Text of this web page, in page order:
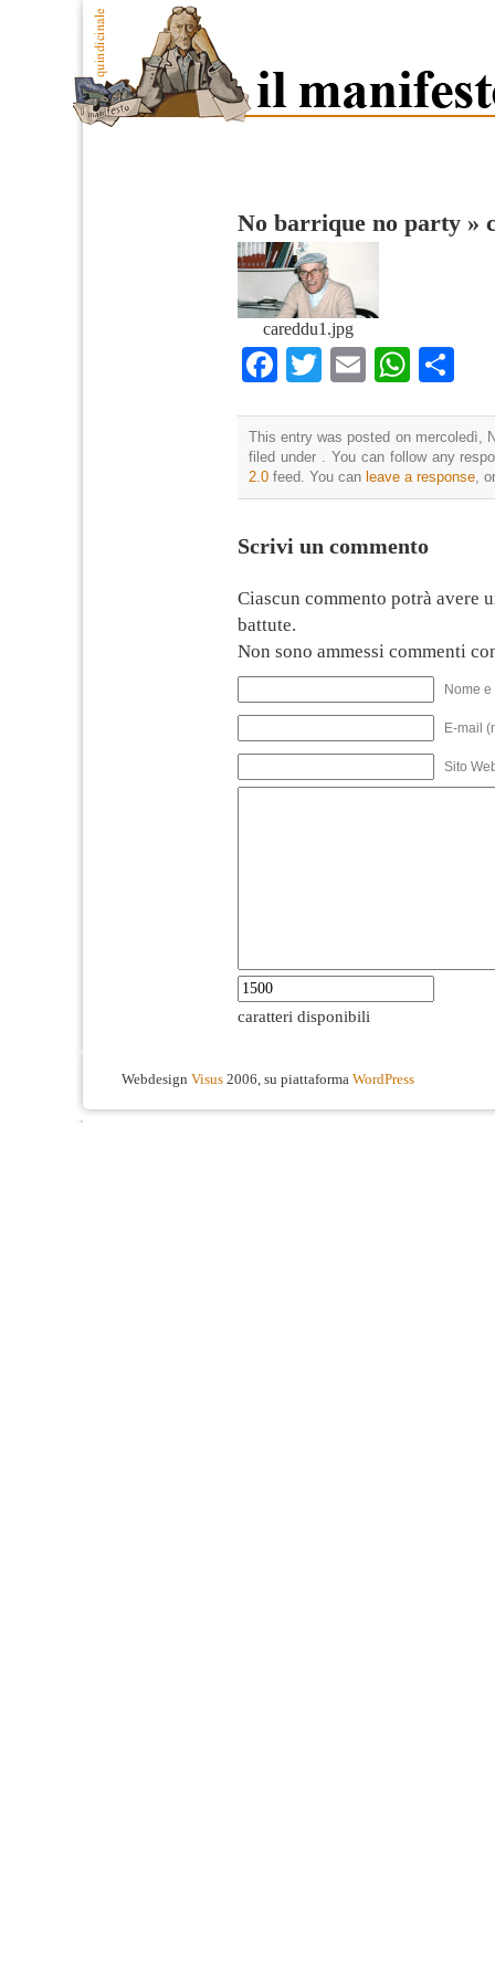
No barrique no party »
careddu1.jpg
Facebook
TwitterEmail
This entry was posted on mercoledì,
filed under . You can follow any
2.0 feed. You can leave a response ,
Scrivi un commento
Ciascun commento potrà avere
battute.
Non sono ammessi commenti
Nome
E-mail
Sito
caratteri disponibili
Webdesign Visus 2006, su piattaforma WordPress